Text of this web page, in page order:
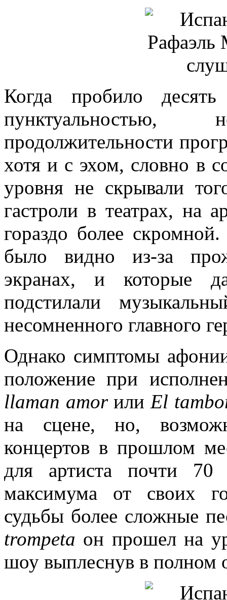
Когда пробило
продолжительности
хотя и с эхом, словно в
уровня не скрывали
гастроли в театрах, на
гораздо более
было видно из-за
экранах, и которые
подстилали
несомненного главного
Однако симптомы
положение при
llaman amorили El
на сцене, но,
концертов в прошлом
для артиста почти 70
максимума от своих
судьбы более сложные
trompeta он прошел на
шоу выплеснув в полном